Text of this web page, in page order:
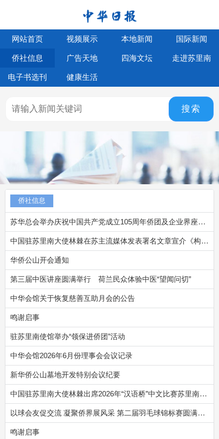
网站首页 视频展示 本地新闻 国际新闻
侨社信息 广告天地 四海文坛 走进苏里南
电子书选刊 健康生活
搜索
侨社信息
苏华总会举办庆祝中国共产党成立105周年侨团及企业界座谈会，林棘大使出席并作总结讲话
中国驻苏里南大使林棘在苏主流媒体发表署名文章宣介《构建更加公正合理的全球治理体系》白皮书
华侨公山开会通知
第三届中医讲座圆满举行 荷兰民众体验中医“望闻问切”
中华会馆关于恢复慈善互助月会的公告
鸣谢启事
驻苏里南使馆举办“领保进侨团”活动
中华会馆2026年6月份理事会会议记录
新华侨公山墓地开发特别会议纪要
中国驻苏里南大使林棘出席2026年“汉语桥”中文比赛苏里南赛区决赛
以球会友促交流 凝聚侨界展风采 第二届羽毛球锦标赛圆满落幕
鸣谢启事